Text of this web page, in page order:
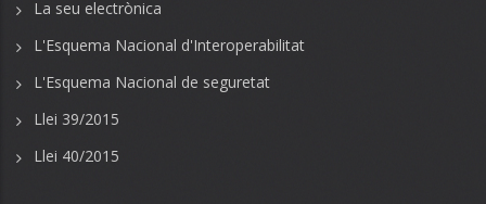
La seu electrònica
L'Esquema Nacional d'Interoperabilitat
L'Esquema Nacional de seguretat
Llei 39/2015
Llei 40/2015